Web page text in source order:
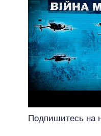
Подпишитесь на